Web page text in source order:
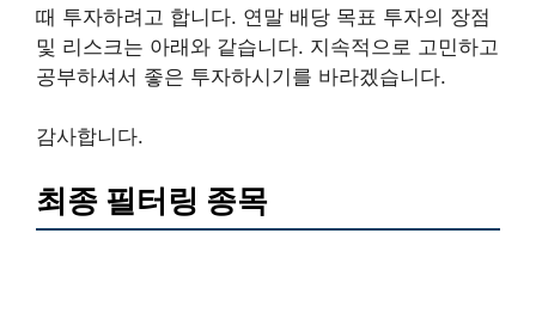
때 투자하려고 합니다. 연말 배당 목표 투자의 장점
및 리스크는 아래와 같습니다. 지속적으로 고민하고
공부하셔서 좋은 투자하시기를 바라겠습니다.
감사합니다.
최종 필터링 종목